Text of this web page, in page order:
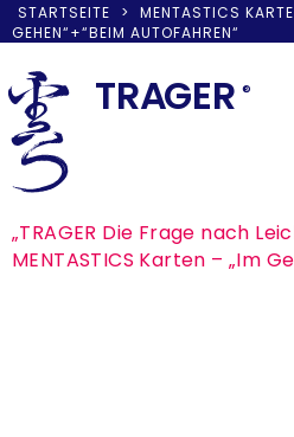
STARTSEITE >
MENTASTICS
GEHEN“+“BEIM AUTOFAHREN“
to
content
TRAGER ®
„TRAGER Die Frage nach
MENTASTICS Karten – „Im